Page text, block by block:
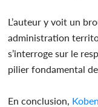
L’auteur y voit un
administration
s’interroge sur le
pilier fondamental
En conclusion,